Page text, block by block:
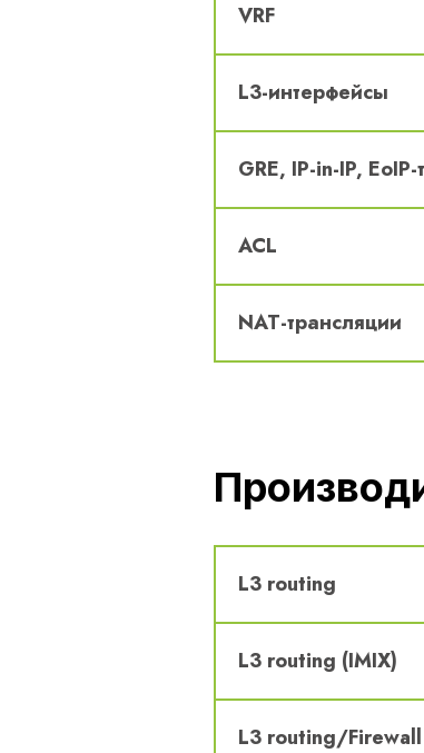
VRF
L3-интерфейсы
GRE, IP-in-IP,
ACL
NAT-трансляции
L3 routing
L3 routing (IMIX)
L3 routing/